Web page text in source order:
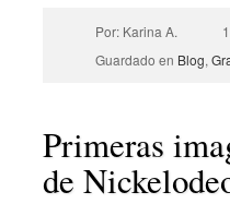
Por: Karina A.
Guardado en Blog,
Primeras
de